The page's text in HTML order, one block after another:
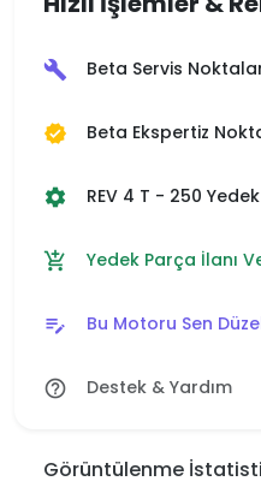
build Beta Servis
verified Beta Ekspertiz
settings REV 4 T - 250
add_shopping_cart Yedek Parça İlanı
edit_note Bu Motoru Sen
help_outline Destek & Yardım
Görüntülenme